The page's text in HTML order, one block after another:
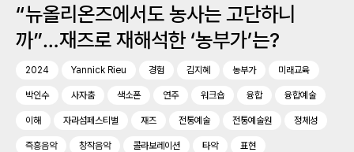
“뉴올리온즈에서도 농사는 고단하니
까”…재즈로 재해석한 ‘농부가’는?
2024 Yannick Rieu 경험 김지혜 농부가 미래교육
박인수 사자춤 색소폰 연주 워크숍 융합 융합예술
이해 자라섬페스티벌 재즈 전통예술 전통예술원 정체성
즉흥음악 창작음악 콜라보레이션 타악 표현